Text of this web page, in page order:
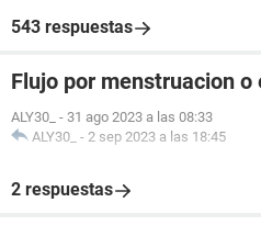
543 respuestas
Flujo por menstruacion o
ALY30_ - 31 ago 2023 a las 08:33
ALY30_ - 2 sep 2023 a las 18:45
2 respuestas